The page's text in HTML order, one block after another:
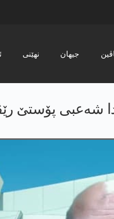
نھێنی جیھان
پۆستێ